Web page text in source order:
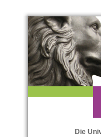
Die